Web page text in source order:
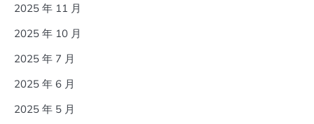
2025 年 11 月
2025 年 10 月
2025 年 7 月
2025 年 6 月
2025 年 5 月